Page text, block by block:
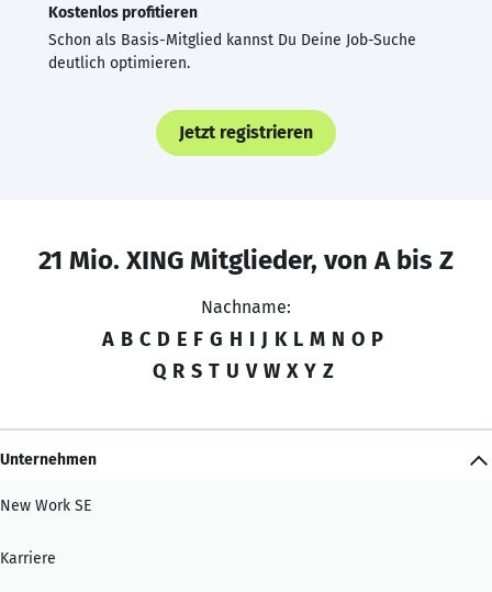
Kostenlos profitieren
Schon als Basis-Mitglied kannst Du Deine Job-Suche
deutlich optimieren.
Jetzt registrieren
21 Mio. XING Mitglieder, von A bis Z
Nachname:
A B C D E F G H I J K L M N O P
Q R S T U V W X Y Z
Unternehmen
New Work SE
Karriere